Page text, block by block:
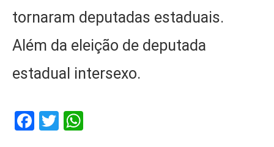
tornaram deputadas estaduais.
Além da eleição de deputada
estadual intersexo.
Facebook
Twitter